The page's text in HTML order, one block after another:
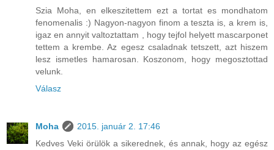
Szia Moha, en elkeszitettem ezt a tortat es mondhatom
fenomenalis :) Nagyon-nagyon finom a teszta is, a krem is,
igaz en annyit valtoztattam , hogy tejfol helyett mascarponet
tettem a krembe. Az egesz csaladnak tetszett, azt hiszem
lesz ismetles hamarosan. Koszonom, hogy megosztottad
velunk.
Válasz
Moha
2015. január 2. 17:46
Kedves Veki örülök a sikerednek, és annak, hogy az egész